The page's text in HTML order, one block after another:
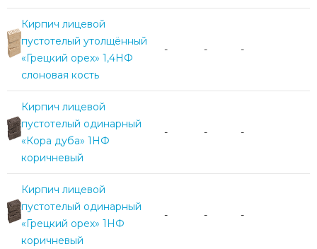
Кирпич лицевой
пустотелый утолщённый
«Грецкий орех» 1,4НФ
слоновая кость
- - -
Кирпич лицевой
пустотелый одинарный
«Кора дуба» 1НФ
коричневый
- - -
Кирпич лицевой
пустотелый одинарный
«Грецкий орех» 1НФ
коричневый
- - -